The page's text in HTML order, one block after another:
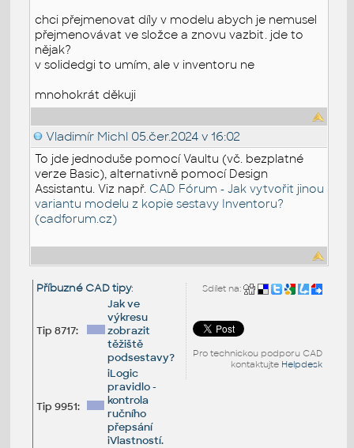
chci přejmenovat díly v modelu abych je nemusel
přejmenovávat ve složce a znovu vazbit. jde to
nějak?
v solidedgi to umím, ale v inventoru ne
mnohokrát děkuji
Vladimír Michl 05.čer.2024 v 16:02
To jde jednoduše pomocí Vaultu (vč. bezplatné
verze Basic), alternativně pomocí Design
Assistantu. Viz např. CAD Fórum - Jak vytvořit jinou
variantu modelu z kopie sestavy Inventoru?
(cadforum.cz)
Sdílet na:
Pro technickou podporu CAD
kontaktujte Helpdesk
Příbuzné CAD tipy:
Tip 8717:
Jak ve
výkresu
zobrazit
těžiště
podsestavy?
Tip 9951:
iLogic
pravidlo -
kontrola
ručního
přepsání
iVlastností.